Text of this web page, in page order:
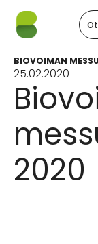
BIOVOIMAN
25.02.2020
2020